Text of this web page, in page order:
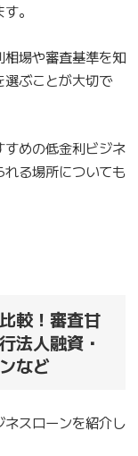
。
場や審査基準を知
選ぶことが大切で
めの低金利ビジネ
る場所についても
較！審査甘
法人融資・
など
スローンを紹介し